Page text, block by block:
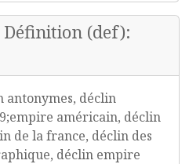
Définition (def):
antonymes, déclin
américain, déclin
de la france, déclin des
déclin empire